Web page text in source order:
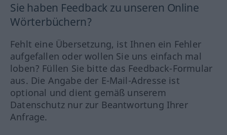
Sie haben Feedback zu unseren Online
Wörterbüchern?
Fehlt eine Übersetzung, ist Ihnen ein Fehler
aufgefallen oder wollen Sie uns einfach mal
loben? Füllen Sie bitte das Feedback-Formular
aus. Die Angabe der E-Mail-Adresse ist
optional und dient gemäß unserem
Datenschutz nur zur Beantwortung Ihrer
Anfrage.